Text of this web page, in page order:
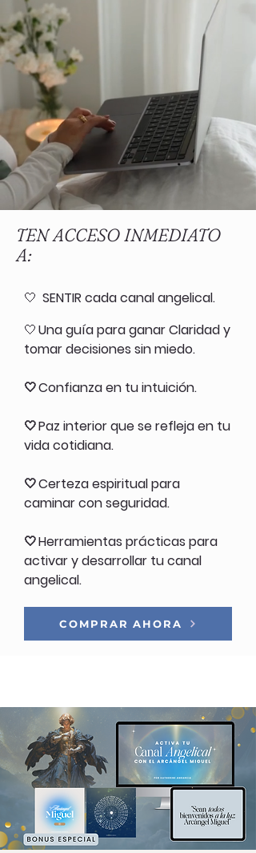
TEN ACCESO INMEDIATO
A:
🤍SENTIR cada canal angelical.
🤍Una guía para ganar Claridad y
tomar decisiones sin miedo.
🤍Confianza en tu intuición.
🤍Paz interior que se refleja en tu
vida cotidiana.
🤍Certeza espiritual para
caminar con seguridad.
🤍Herramientas prácticas para
activar y desarrollar tu canal
angelical.
COMPRAR AHORA